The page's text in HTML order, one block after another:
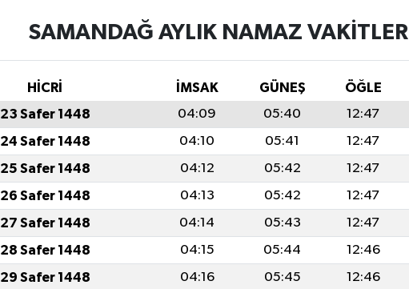
SAMANDAĞ AYLIK NAMAZ VAKITLERI
HİCRİ İMSAK GÜNEŞ ÖĞLE
23 Safer 1448 04:09 05:40 12:47
24 Safer 1448 04:10 05:41 12:47
25 Safer 1448 04:12 05:42 12:47
26 Safer 1448 04:13 05:42 12:47
27 Safer 1448 04:14 05:43 12:47
28 Safer 1448 04:15 05:44 12:46
29 Safer 1448 04:16 05:45 12:46